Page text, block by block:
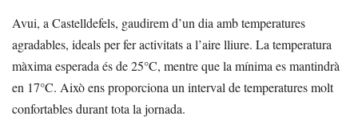
Avui, a Castelldefels, gaudirem d’un dia amb temperatures
agradables, ideals per fer activitats a l’aire lliure. La temperatura
màxima esperada és de 25°C, mentre que la mínima es mantindrà
en 17°C. Això ens proporciona un interval de temperatures molt
confortables durant tota la jornada.